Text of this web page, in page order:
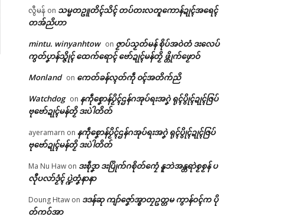
လွီမန် on သမ္မတဥူတိၚ်သိၚ် တပ်တးလတူကောန်ဍုၚ်အရေၚ်
တအ်ညိဟာ
mintu. winyanhtow on ဇၟာပ်သၟတ်မန် စိုပ်အဝဲတံ ဒးလေပ်
ကွတ်ပၞာန်သ္ဇိုၚ် ထေက်ရောၚ် ဗော်ဍုၚ်မန်တၟိ ဖ္တိုက်ဖၟောဝ်
Monland on ကေတ်ခန်လ္ၚတ်ကဵု ၀ၚ်အတိက်ညိ
Watchdog on နကဵုစၞောန်ပၟိၚ်ဌန်ဂအုပ်ရးအဂၞဲ ရုၚ်ပွိုၚ်ဍုၚ်ဇြပ်
ဗုဗော်ဍုၚ်မန်တၟိ ဒးပဲါတိတ်
ayeramarn on နကဵုစၞောန်ပၟိၚ်ဌန်ဂအုပ်ရးအဂၞဲ ရုၚ်ပွိုၚ်ဍုၚ်ဇြပ်
ဗုဗော်ဍုၚ်မန်တၟိ ဒးပဲါတိတ်
Ma Nu Haw on ဒးစဵုဒၞာ ဒးပြိုက်ဂစိုတ်ကၠေံ နူဘဲအန္တရာဲစၟစၟန် ပ
လီုပလာ်ဒၟံၚ် ပ္ဍဲတၞံနာနာ
Doung Htaw on ဒဒန်ဆု ကျာ်ဇၞော်အ္စာတၠဥတ္တမ ကွာန်ဝၚ်က ပို
တ်ကဝ်အာ